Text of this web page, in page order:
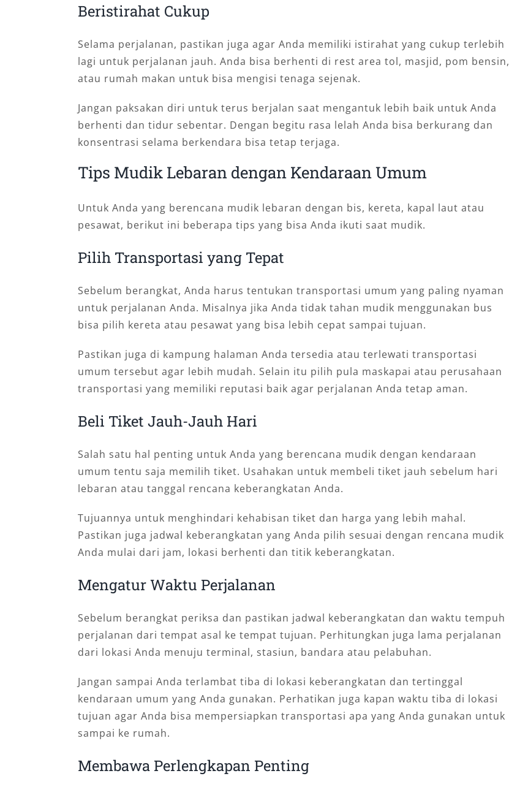
Beristirahat Cukup
Selama perjalanan, pastikan juga agar Anda memiliki istirahat yang cukup terlebih
lagi untuk perjalanan jauh. Anda bisa berhenti di rest area tol, masjid, pom bensin,
atau rumah makan untuk bisa mengisi tenaga sejenak.
Jangan paksakan diri untuk terus berjalan saat mengantuk lebih baik untuk Anda
berhenti dan tidur sebentar. Dengan begitu rasa lelah Anda bisa berkurang dan
konsentrasi selama berkendara bisa tetap terjaga.
Tips Mudik Lebaran dengan Kendaraan Umum
Untuk Anda yang berencana mudik lebaran dengan bis, kereta, kapal laut atau
pesawat, berikut ini beberapa tips yang bisa Anda ikuti saat mudik.
Pilih Transportasi yang Tepat
Sebelum berangkat, Anda harus tentukan transportasi umum yang paling nyaman
untuk perjalanan Anda. Misalnya jika Anda tidak tahan mudik menggunakan bus
bisa pilih kereta atau pesawat yang bisa lebih cepat sampai tujuan.
Pastikan juga di kampung halaman Anda tersedia atau terlewati transportasi
umum tersebut agar lebih mudah. Selain itu pilih pula maskapai atau perusahaan
transportasi yang memiliki reputasi baik agar perjalanan Anda tetap aman.
Beli Tiket Jauh-Jauh Hari
Salah satu hal penting untuk Anda yang berencana mudik dengan kendaraan
umum tentu saja memilih tiket. Usahakan untuk membeli tiket jauh sebelum hari
lebaran atau tanggal rencana keberangkatan Anda.
Tujuannya untuk menghindari kehabisan tiket dan harga yang lebih mahal.
Pastikan juga jadwal keberangkatan yang Anda pilih sesuai dengan rencana mudik
Anda mulai dari jam, lokasi berhenti dan titik keberangkatan.
Mengatur Waktu Perjalanan
Sebelum berangkat periksa dan pastikan jadwal keberangkatan dan waktu tempuh
perjalanan dari tempat asal ke tempat tujuan. Perhitungkan juga lama perjalanan
dari lokasi Anda menuju terminal, stasiun, bandara atau pelabuhan.
Jangan sampai Anda terlambat tiba di lokasi keberangkatan dan tertinggal
kendaraan umum yang Anda gunakan. Perhatikan juga kapan waktu tiba di lokasi
tujuan agar Anda bisa mempersiapkan transportasi apa yang Anda gunakan untuk
sampai ke rumah.
Membawa Perlengkapan Penting